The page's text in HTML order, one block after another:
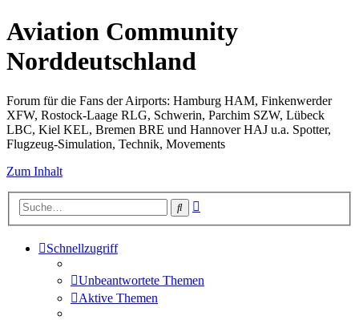
Aviation Community
Norddeutschland
Forum für die Fans der Airports: Hamburg HAM, Finkenwerder
XFW, Rostock-Laage RLG, Schwerin, Parchim SZW, Lübeck
LBC, Kiel KEL, Bremen BRE und Hannover HAJ u.a. Spotter,
Flugzeug-Simulation, Technik, Movements
Zum Inhalt
Suche
Schnellzugriff
Unbeantwortete Themen
Aktive Themen